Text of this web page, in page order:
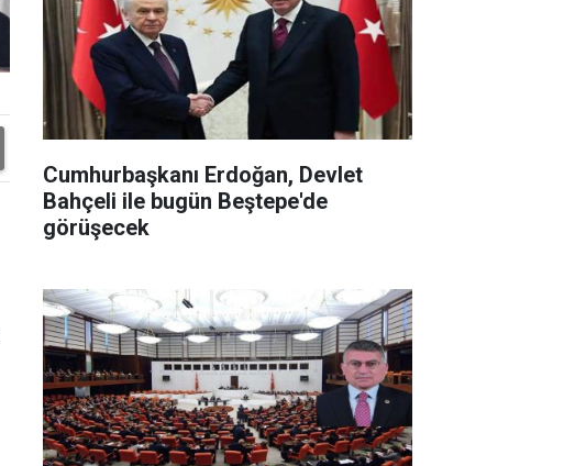
Cumhurbaşkanı Erdoğan, Devlet
Bahçeli ile bugün Beştepe'de
görüşecek